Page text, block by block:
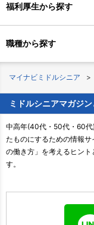
福利厚生から探す
職種から探す
マイナビミドルシニア
ミドルシニアマガジ
中高年(40代・50代・60代
たものにするための情報
の働き方」を考えるヒン
す。